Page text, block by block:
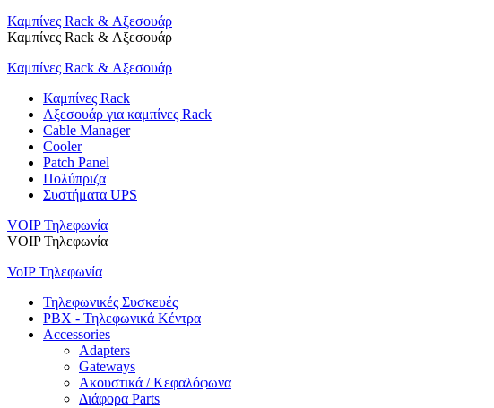
Καμπίνες Rack & Αξεσουάρ
Καμπίνες Rack & Αξεσουάρ
Καμπίνες Rack & Αξεσουάρ
Καμπίνες Rack
Αξεσουάρ για καμπίνες Rack
Cable Manager
Cooler
Patch Panel
Πολύπριζα
Συστήματα UPS
VOIP Τηλεφωνία
VOIP Τηλεφωνία
VoIP Τηλεφωνία
Τηλεφωνικές Συσκευές
PBX - Τηλεφωνικά Κέντρα
Accessories
Adapters
Gateways
Ακουστικά / Κεφαλόφωνα
Διάφορα Parts